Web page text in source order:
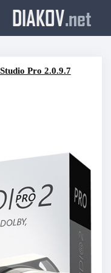
DIAKOV.net
Pro 2.0.9.7